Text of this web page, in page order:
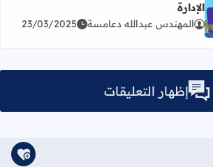
عن وظيفة في قسم اللوجستيات وواجبات الإدارة
الإدارة
المهندس عبدالله دعامسة 23/03/2025
إظهار التعليقات